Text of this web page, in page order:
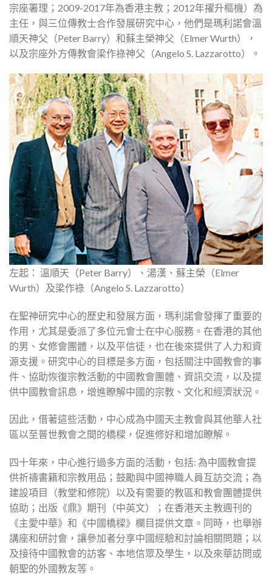
宗座署理；2009-2017年為香港主教；2012年擢升樞機）為
主任，與三位傳教士合作發展研究中心，他們是瑪利諾會溫
順天神父（Peter Barry）和蘇主榮神父（Elmer Wurth），
以及宗座外方傳教會梁作祿神父（Angelo S. Lazzarotto）。
左起： 溫順天（Peter Barry）、 湯漢、蘇主榮（Elmer
Wurth）及梁作祿（Angelo S. Lazzarotto）
在聖神研究中心的歷史和發展方面，瑪利諾會發揮了重要的
作用，尤其是委派了多位元會士在中心服務。在香港的其他
的男、女修會團體，以及平信徒，也在後來提供了人力和資
源支援。研究中心的目標是多方面，包括關注中國教會的事
件、協助恢復宗教活動的中國教會團體、資訊交流，以及提
供中國教會訊息，增進瞭解中國的宗教、文化和經濟狀況。
因此，借著這些活動，中心成為中國天主教會與其他華人社
區以至普世教會之間的橋樑，促進修好和增加瞭解。
四十年來，中心進行過多方面的活動，包括: 為中國教會提
供祈禱書籍和宗教用品；鼓勵與中國神職人員互訪交流；為
建設項目（教堂和修院）以及有需要的教區和教會團體提供
協助；出版《鼎》期刊（中英文）；在香港天主教週刊的
《主愛中華》和《中國橋樑》欄目提供文章。同時，也舉辦
講座和研討會，讓參加者分享中國經驗和討論相關問題；以
及接待中國教會的訪客、本地信眾及學生，以及來華訪問或
朝聖的外國教友等。